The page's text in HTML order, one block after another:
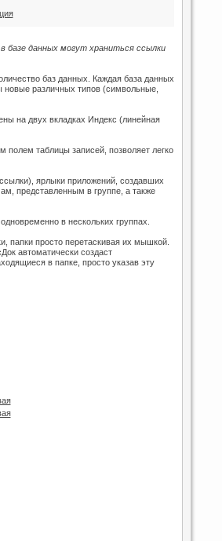
базе данных могут храниться ссылки
баз данных. Каждая база данных
различных типов (символьные,
на двух вкладках Индекс (линейная
полем таблицы записей, позволяет легко
ярлыки приложений, создавших
представленным в группе, а также
в нескольких группах.
папки просто перетаскивая их мышкой.
автоматически создаст
в папке, просто указав эту